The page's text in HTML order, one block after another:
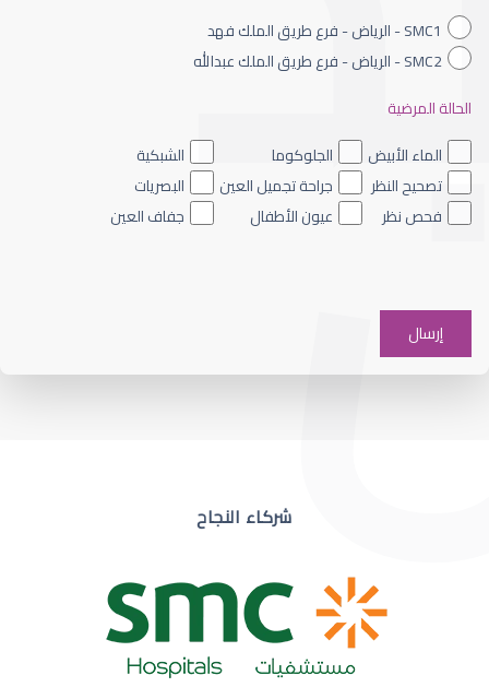
ضعف نظر العين اليسرى
ضعف نظر مفاجئ
SMC1 - الرياض - فرع طريق الملك فهد
SMC2 - الرياض - فرع طريق الملك عبدالله
الحالة المرضية
الماء الأبيض
الجلوكوما
الشبكية
تصحيح النظر
جراحة تجميل العين
البصريات
فحص نظر
عيون الأطفال جفاف العين
شركاء النجاح